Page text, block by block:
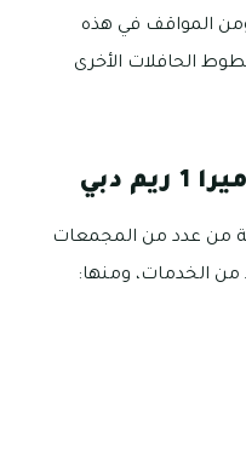
ومن المواقف في هذه
الحافلات الأخرى
دبي
على مقربة من عدد من المجمعات
من الخدمات، ومنها: